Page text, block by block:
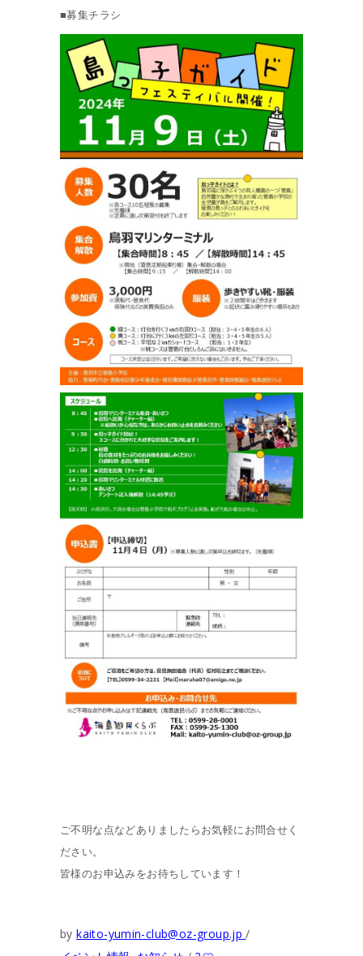
■募集チラシ
ご不明な点などありましたらお気軽にお問合せく
ださい。
皆様のお申込みをお待ちしています！
bykaito-yumin-club@oz-group.jp